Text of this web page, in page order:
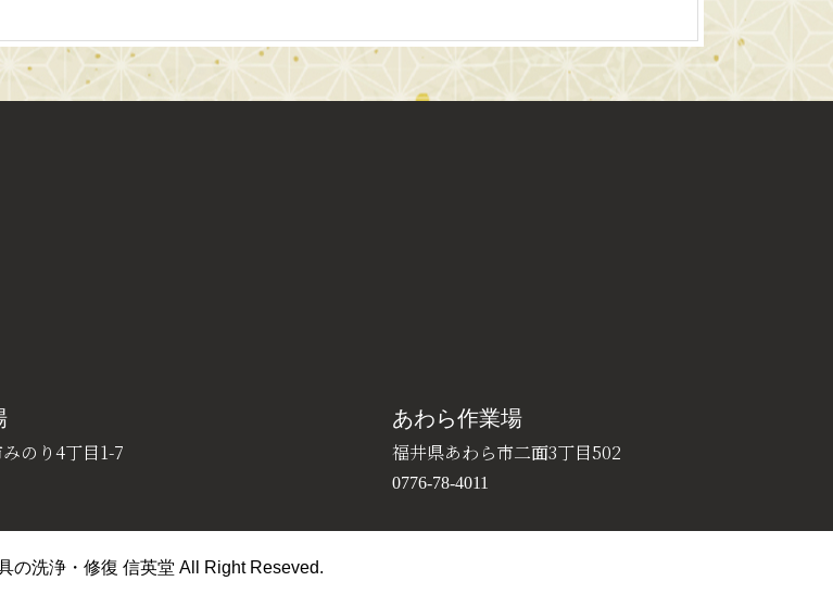
のり4丁目1-7
あわら作業場
福井県あわら市二面3丁目502
0776-78-4011
の洗浄・修復 信英堂 All Right Reseved.